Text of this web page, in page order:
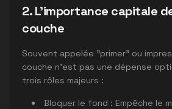
2. L'importance capitale
couche
Souvent appelée "primer" ou
couche n'est pas une dépense
trois rôles majeurs :
Bloquer le fond : Empêche le